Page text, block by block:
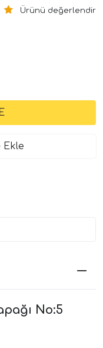
Ürünü değerlendir
Ekle
No:5